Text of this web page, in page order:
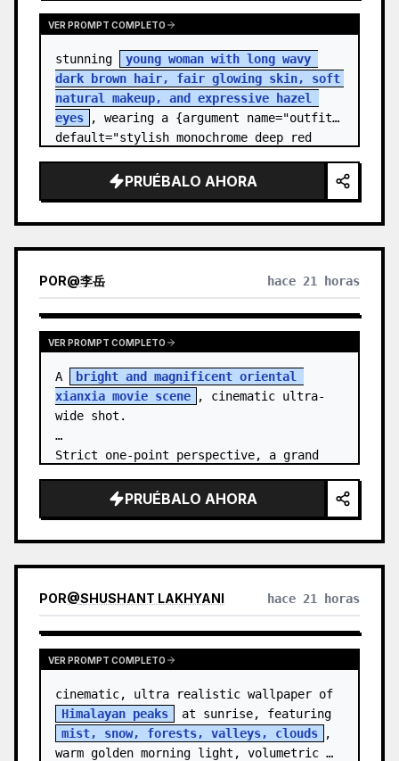
VER PROMPT COMPLETO
stunning
young woman with long wavy
dark brown hair, fair glowing skin, soft
natural makeup, and expressive hazel
eyes
, wearing a {argument name="outfit"
default="stylish monochrome deep red
PRUÉBALO AHORA
POR@李岳 hace 21 horas
VER PROMPT COMPLETO
A
bright and magnificent oriental
xianxia movie scene
, cinematic ultra-
wide shot.
Strict one-point perspective, a grand
golden jade, passing through the sea of
clouds from the bottom…
PRUÉBALO AHORA
POR@SHUSHANT LAKHYANI hace 21 horas
VER PROMPT COMPLETO
Himalayan peaks
mist, snow, forests, valleys, clouds
,
warm golden morning light, volumetric